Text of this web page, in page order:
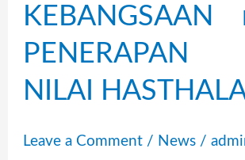
KEBANGSAAN
PENERAPAN
NILAI
Leave a Comment / News/